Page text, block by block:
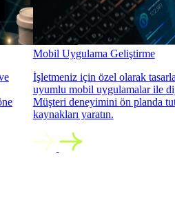
Mobil Uygulama Geliştirme
İşletmeniz için özel olarak
uyumlu mobil uygulamalar ile
Müşteri deneyimini ön planda
kaynakları yaratın.